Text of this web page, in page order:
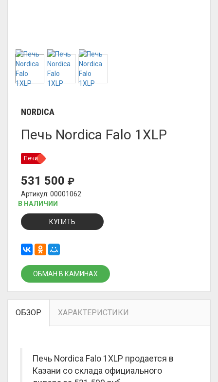
NORDICA
Печь Nordica Falo 1XLP
Печи
531 500 ₽
Артикул: 00001062
В НАЛИЧИИ
КУПИТЬ
ОБМАН В КАМИНАХ
ОБЗОР ХАРАКТЕРИСТИКИ
Печь Nordica Falo 1XLP продается в
Казани со склада официального